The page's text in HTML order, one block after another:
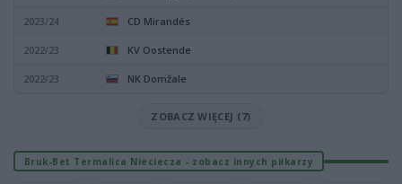
2023/24 CD Mirandés
2022/23 KV Oostende
2022/23 NK Domžale
ZOBACZ WIĘCEJ (7)
Bruk-Bet Termalica Nieciecza - zobacz innych piłkarzy